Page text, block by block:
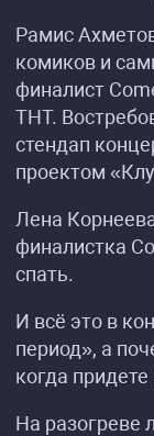
Рамис
комиков и
финалист
ТНТ.
стендап
проектом
Лена
финалистка
спать.
И всё это в
период», а
когда
На разогреве